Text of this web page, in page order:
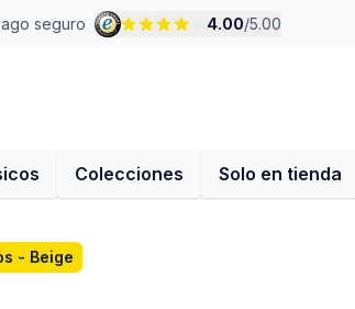
seguro 4.00/5.00
Colecciones Solo en tienda
- Beige